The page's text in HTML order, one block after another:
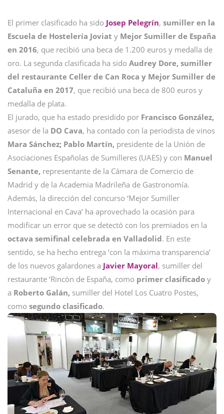
El primer clasificado ha sido Josep Pelegrín, sumiller en la
Escuela de Hostelería Joviat y Mejor Sumiller de España
en 2016, que recibió una beca de 1.200 euros y medalla de
oro. La segunda clasificada ha sido Audrey Dore, sumiller
del restaurante Celler de Can Roca y Mejor Sumiller de
Cataluña en 2017, que recibió una beca de 800 euros y
medalla de plata.
El jurado, que ha estado presidido por Francisco González,
asesor de la DO Cava, ha contado con la periodista de vinos
Mara Sánchez; Pablo Martín, presidente de la Unión de
Asociaciones Españolas de Sumilleres (UAES) y con Manuel
Senante, representante de la Cámara de Comercio de
Madrid y de la Academia Madrileña de Gastronomía.
Además, la dirección del concurso ‘Mejor Sumiller
Internacional en Cava’ ha aprovechado la ocasión para
modificar un error que se detectó con los premiados en la
octava semifinal celebrada en Valladolid. En este
sentido, se ha hecho entrega ‘con la máxima transparencia’
de los nuevos galardones a Javier Mayoral, sumiller del
restaurante ‘Rincón de España, como primer clasificado y
a Roberto Galán, sumiller del Hotel Los Cuatro Postes,
como segundo clasificado.